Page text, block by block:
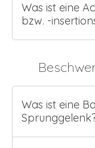
Was ist eine
bzw. -
Was ist eine